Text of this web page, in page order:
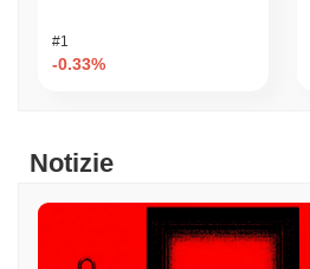
#1
-0.33%
Notizie